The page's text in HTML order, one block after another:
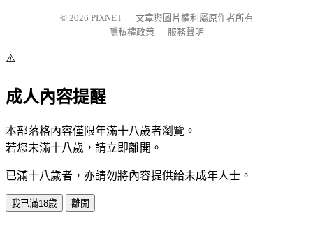
© 2026 PIXNET
文章與圖片權利屬原作者所有
隱私權政策
服務聲明
⚠️
成人內容提醒
本部落格內容僅限年滿十八歲者瀏覽。
若您未滿十八歲，請立即離開。
已滿十八歲者，亦請勿將內容提供給未成年人士。
我已滿18歲 離開